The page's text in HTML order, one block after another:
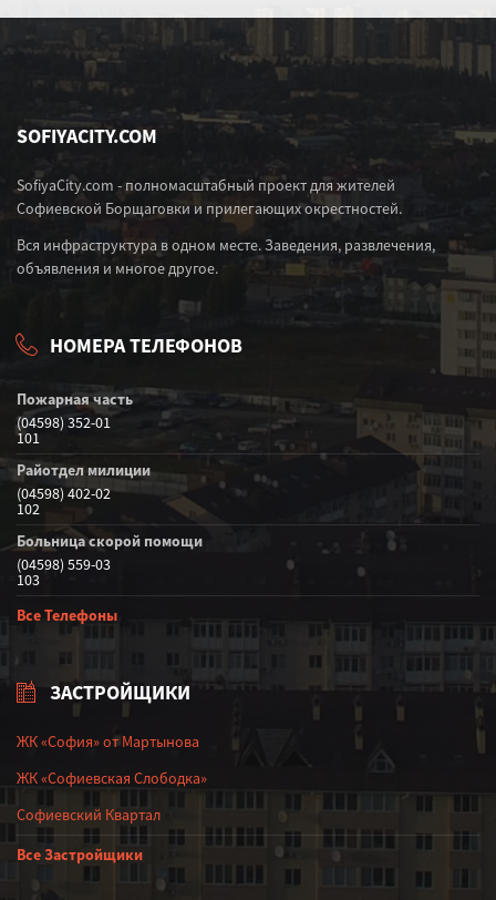
SOFIYACITY.COM
SofiyaCity.com - полномасштабный проект для жителей
Софиевской Борщаговки и прилегающих окрестностей.
Вся инфраструктура в одном месте. Заведения, развлечения,
объявления и многое другое.
НОМЕРА ТЕЛЕФОНОВ
Пожарная часть
(04598) 352-01
101
Райотдел милиции
(04598) 402-02
102
Больница скорой помощи
(04598) 559-03
103
Все Телефоны
ЗАСТРОЙЩИКИ
ЖК «София» от Мартынова
ЖК «Софиевская Слободка»
Софиевский Квартал
Все Застройщики